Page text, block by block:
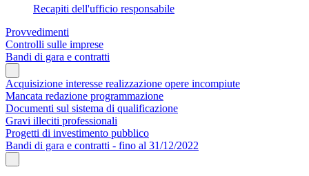
Recapiti dell'ufficio responsabile
Provvedimenti
Controlli sulle imprese
Bandi di gara e contratti
Acquisizione interesse realizzazione opere incompiute
Mancata redazione programmazione
Documenti sul sistema di qualificazione
Gravi illeciti professionali
Progetti di investimento pubblico
Bandi di gara e contratti - fino al 31/12/2022